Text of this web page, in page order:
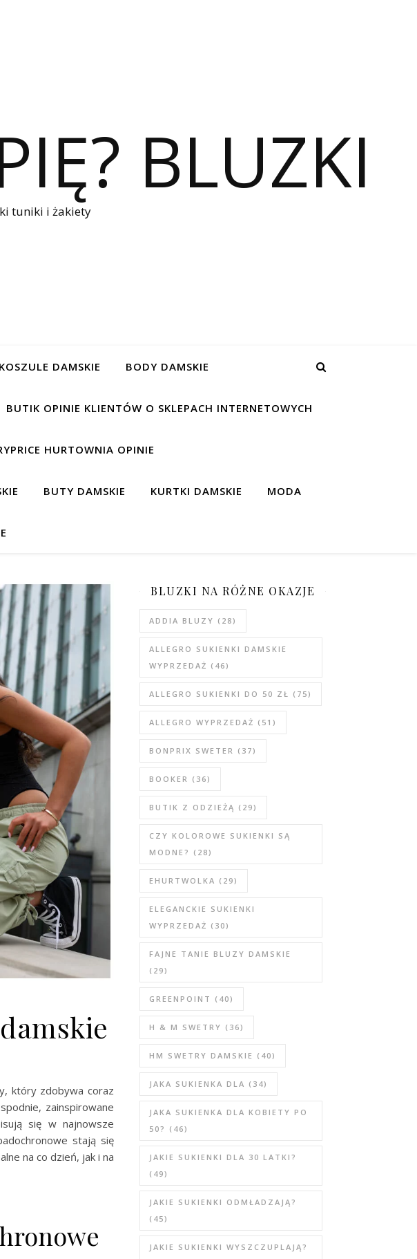
BLUZKI
tuniki i żakiety
KOSZULE DAMSKIE BODY DAMSKIE
BUTIK OPINIE KLIENTÓW O SKLEPACH INTERNETOWYCH
HURTOWNIA OPINIE
BUTY DAMSKIE KURTKI DAMSKIE MODA
który zdobywa coraz
zainspirowane
się w najnowsze
stają się
na co dzień, jak i na
BLUZKI NA RÓŻNE OKAZJE
ADDIA BLUZY (28)
ALLEGRO SUKIENKI DAMSKIE
WYPRZEDAŻ (46)
ALLEGRO SUKIENKI DO 50 ZŁ (75)
ALLEGRO WYPRZEDAŻ (51)
BONPRIX SWETER (37)
BOOKER (36)
BUTIK Z ODZIEŻĄ (29)
CZY KOLOROWE SUKIENKI SĄ
MODNE? (28)
EHURTWOLKA (29)
ELEGANCKIE SUKIENKI
WYPRZEDAŻ (30)
FAJNE TANIE BLUZY DAMSKIE
(29)
GREENPOINT (40)
H & M SWETRY (36)
HM SWETRY DAMSKIE (40)
JAKA SUKIENKA DLA (34)
JAKA SUKIENKA DLA KOBIETY PO
50? (46)
JAKIE SUKIENKI DLA 30 LATKI?
(49)
JAKIE SUKIENKI ODMŁADZAJĄ?
(45)
JAKIE SUKIENKI WYSZCZUPLAJĄ?